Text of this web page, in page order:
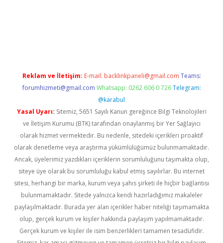
Reklam ve İletişim: E-mail: backlinkpaneli@gmail.com Teams:
forumhizmeti@gmail.com Whatsapp: 0262 606 0 726 Telegram:
@karabul
Yasal Uyarı: Sitemiz, 5651 Sayılı Kanun gereğince Bilgi Teknolojileri
ve İletişim Kurumu (BTK) tarafından onaylanmış bir Yer Sağlayıcı
olarak hizmet vermektedir. Bu nedenle, sitedeki içerikleri proaktif
olarak denetleme veya araştırma yükümlülüğümüz bulunmamaktadır.
Ancak, üyelerimiz yazdıkları içeriklerin sorumluluğunu taşımakta olup,
siteye üye olarak bu sorumluluğu kabul etmiş sayılırlar. Bu internet
sitesi, herhangi bir marka, kurum veya şahıs şirketi ile hiçbir bağlantısı
bulunmamaktadır. Sitede yalnızca kendi hazırladığımız makaleler
paylaşılmaktadır. Burada yer alan içerikler haber niteliği taşımamakta
olup, gerçek kurum ve kişiler hakkında paylaşım yapılmamaktadır.
Gerçek kurum ve kişiler ile isim benzerlikleri tamamen tesadüfidir.